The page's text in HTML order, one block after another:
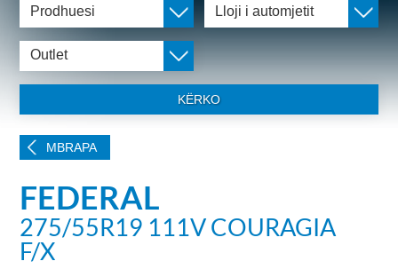
Prodhuesi Lloji i automjetit
Outlet
KËRKO
MBRAPA
FEDERAL
275/55R19 111V COURAGIA
F/X